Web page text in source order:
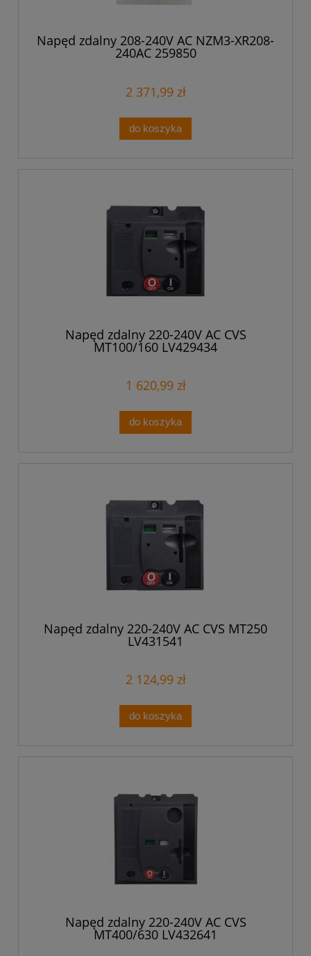
Napęd zdalny 208-240V AC NZM3-XR208-
240AC 259850
2 371,99 zł
do koszyka
Napęd zdalny 220-240V AC CVS
MT100/160 LV429434
1 620,99 zł
do koszyka
Napęd zdalny 220-240V AC CVS MT250
LV431541
2 124,99 zł
do koszyka
Napęd zdalny 220-240V AC CVS
MT400/630 LV432641